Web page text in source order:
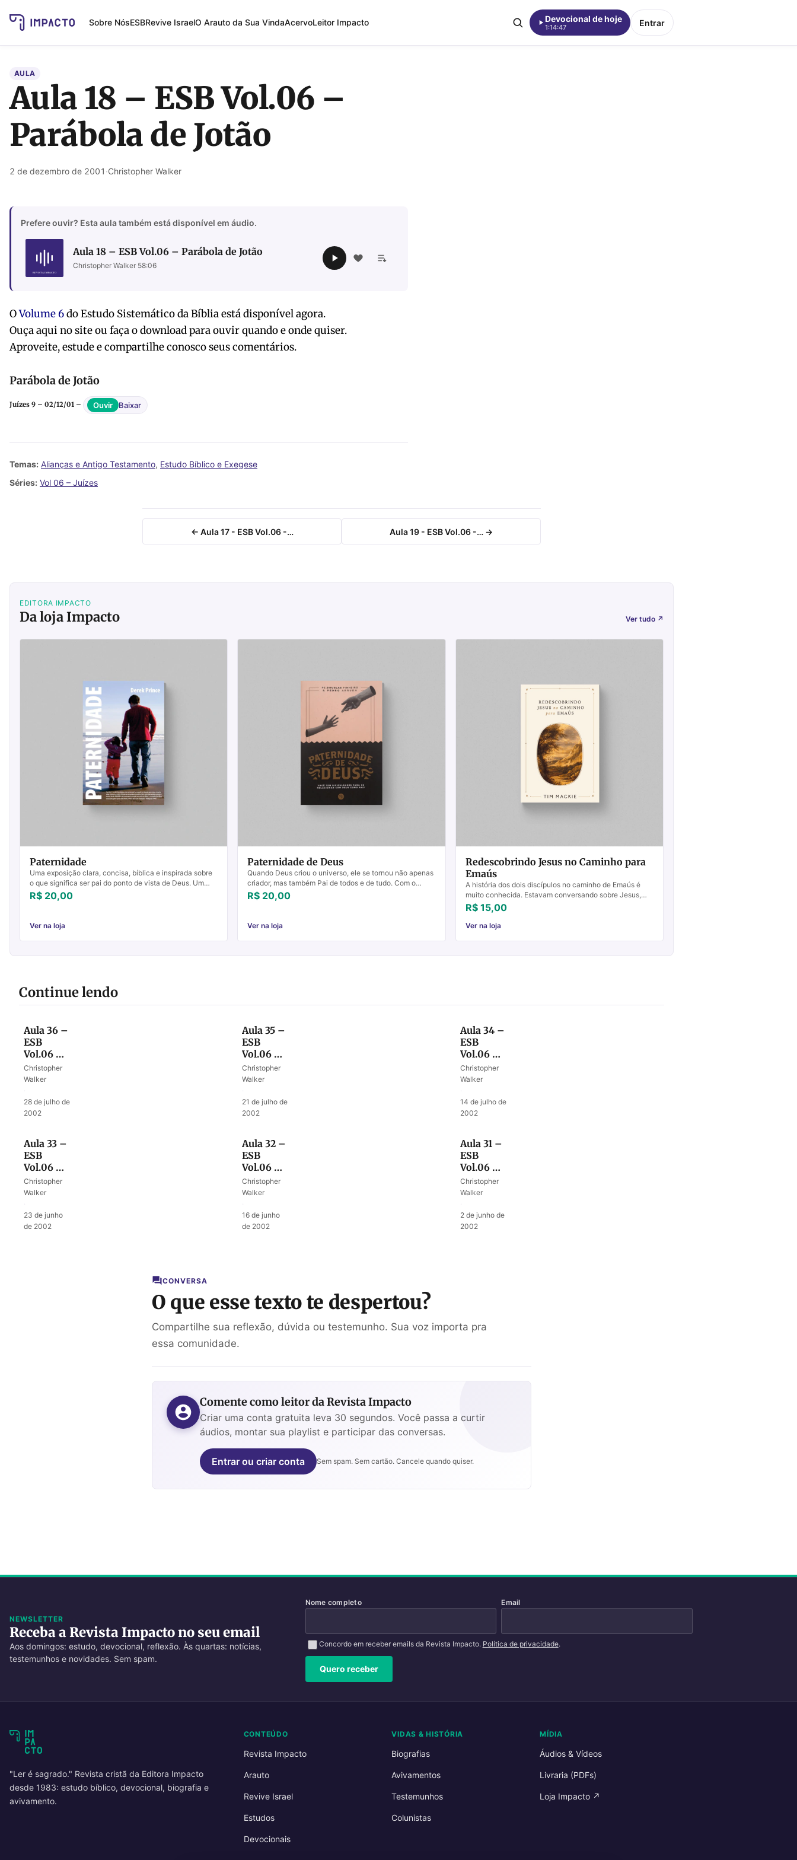
Sobre NósESBRevive IsraelO Arauto da Sua VindaAcervoLeitor Impacto Devocional de hoje
1:14:47 Entrar
AULA
Aula 18 – ESB Vol.06 –
Parábola de Jotão
2 de dezembro de 2001 ·Christopher Walker
Prefere ouvir? Esta aula também está disponível em áudio.
Aula 18 – ESB Vol.06 – Parábola de Jotão
Christopher Walker 58:06
OVolume 6do Estudo Sistemático da Bíblia está disponível agora.
Ouça aqui no site ou faça o download para ouvir quando e onde quiser.
Aproveite, estude e compartilhe conosco seus comentários.
Parábola de Jotão
Juízes 9 – 02/12/01 – Ouvir Baixar
Temas: Alianças e Antigo Testamento, Estudo Bíblico e Exegese
Séries: Vol 06 – Juízes
← Aula 17 - ESB Vol.06 -… Aula 19 - ESB Vol.06 -… →
EDITORA IMPACTO
Da loja Impacto Ver tudo ↗
Paternidade
Uma exposição clara, concisa, bíblica e inspirada sobre
o que significa ser pai do ponto de vista de Deus. Um
clássico indispensável para todos os pais, jove...
R$ 20,00
Ver na loja
Paternidade de Deus
Quando Deus criou o universo, ele se tornou não apenas
criador, mas também Pai de todos e de tudo. Com o
passar do tempo, esse atributo de Deus como Pai, em ...
R$ 20,00
Ver na loja
Redescobrindo Jesus no Caminho para
Emaús
A história dos dois discípulos no caminho de Emaús é
muito conhecida. Estavam conversando sobre Jesus,
conheciam Jesus, mas não conseguiram reconhecer
Jesus ...
R$ 15,00
Ver na loja
Continue lendo
Aula 36 –
ESB
Vol.06 –
Final do
desastre
Christopher
Walker
28 de julho de
2002
Aula 35 –
ESB
Vol.06 –
O começo
de um
Christopher
Walker
21 de julho de
2002
Aula 34 –
ESB
Vol.06 –
Roubando
a religião
Christopher
Walker
14 de julho de
2002
Aula 33 –
ESB
Vol.06 –
Uma tribo
buscando
Christopher
Walker
23 de junho
de 2002
Aula 32 –
ESB
Vol.06 –
A religião
de Mica
Christopher
Walker
16 de junho
de 2002
Aula 31 –
ESB
Vol.06 –
Vida no
tempo
Christopher
Walker
2 de junho de
2002
CONVERSA
O que esse texto te despertou?
Compartilhe sua reflexão, dúvida ou testemunho. Sua voz importa pra
essa comunidade.
Comente como leitor da Revista Impacto
Criar uma conta gratuita leva 30 segundos. Você passa a curtir
áudios, montar sua playlist e participar das conversas.
Entrar ou criar conta Sem spam. Sem cartão. Cancele quando quiser.
NEWSLETTER
Receba a Revista Impacto no seu email
Aos domingos: estudo, devocional, reflexão. Às quartas: notícias,
testemunhos e novidades. Sem spam.
Nome completo Email
Concordo em receber emails da Revista Impacto. Política de privacidade.
Quero receber
"Ler é sagrado." Revista cristã da Editora Impacto
desde 1983: estudo bíblico, devocional, biografia e
avivamento.
CONTEÚDO
Revista Impacto
Arauto
Revive Israel
Estudos
Devocionais
VIDAS & HISTÓRIA
Biografias
Avivamentos
Testemunhos
Colunistas
MÍDIA
Áudios & Vídeos
Livraria (PDFs)
Loja Impacto ↗